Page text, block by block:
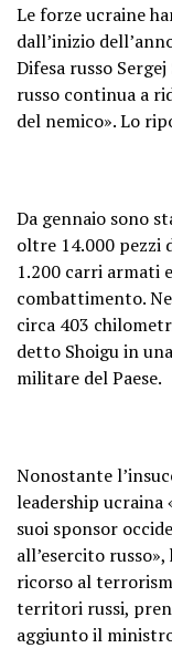
Le forze ucraine
dall’inizio
Difesa russo
russo continua a
del nemico». Lo
Da gennaio sono
oltre 14.000 pezzi
1.200 carri armati
combattimento.
circa 403
detto Shoigu in
militare del Paese.
Nonostante
leadership ucraina
suoi sponsor
all’esercito
ricorso al
territori russi,
aggiunto il